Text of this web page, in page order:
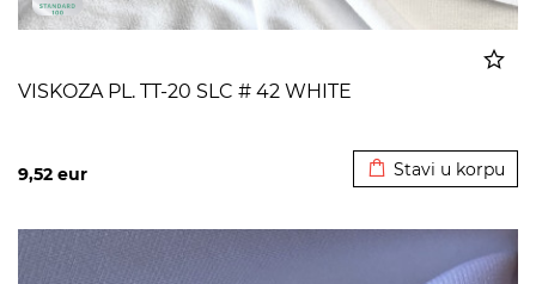
VISKOZA PL. TT-20 SLC # 42 WHITE
9,52 eur Stavi u korpu